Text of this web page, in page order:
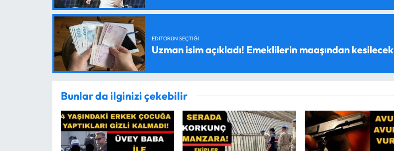
EDITÖRÜN SEÇTIĞI
Uzman isim açıkladı! Emeklilerin maaşından kesilecek
Bunlar da ilginizi çekebilir